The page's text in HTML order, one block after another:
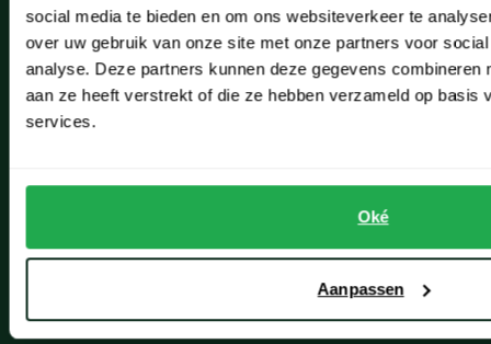
social media te bieden en om ons websiteverkeer te
over uw gebruik van onze site met onze partners voor
analyse. Deze partners kunnen deze gegevens combineren
aan ze heeft verstrekt of die ze hebben verzameld op basis
services.
Oké
Aanpassen
Noordwijk
Oegstgeest
Paul & Shark specialist